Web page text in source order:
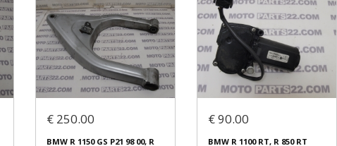
€ 250.00
BMW R 1150 GS Ρ21 98 00, R
€ 90.00
BMW R 1100 RT, R 850 RT